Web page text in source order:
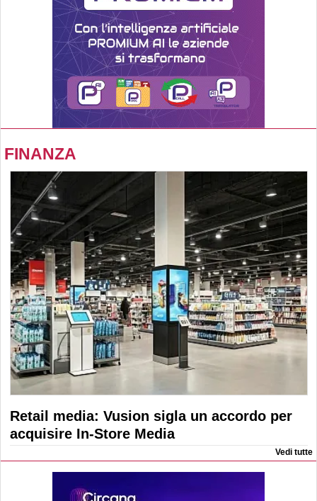
FINANZA
Retail media: Vusion sigla un accordo per
acquisire In-Store Media
Vedi tutte